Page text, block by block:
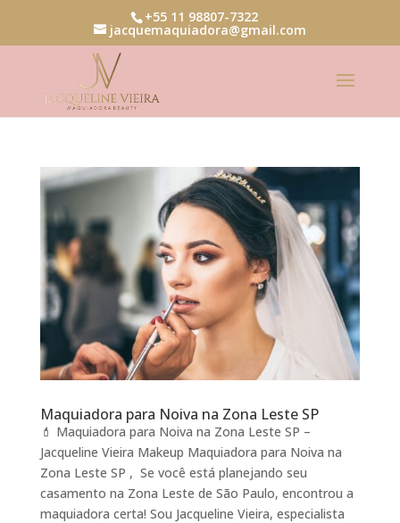
+55 11 98807-7322
jacquemaquiadora@gmail.com
Maquiadora para Noiva na Zona Leste SP
💄 Maquiadora para Noiva na Zona Leste SP –
Jacqueline Vieira Makeup Maquiadora para Noiva na
Zona Leste SP , Se você está planejando seu
casamento na Zona Leste de São Paulo, encontrou a
maquiadora certa! Sou Jacqueline Vieira, especialista